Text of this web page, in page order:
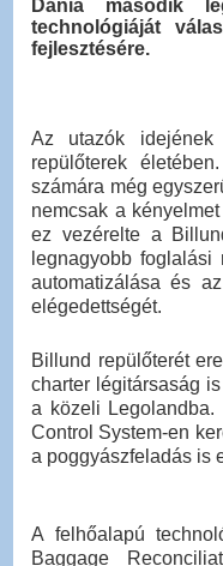
Dánia második
technológiáját
fejlesztésére.
Az utazók idejének
repülőterek
számára még
nemcsak a
ez vezérelte a
legnagyobb
automatizálása és
elégedettségét.
Billund repülőterét
charter légitársaság
a közeli Legolandba.
Control System-en
a poggyászfeladás is
A felhőalapú
Baggage